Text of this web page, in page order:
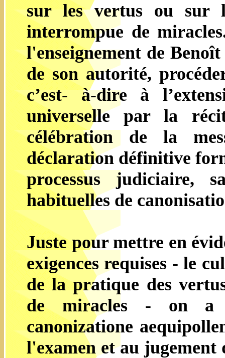
sur les vertus ou sur
interrompue de
l'enseignement de
de son autorité,
c’est- à-dire à
universelle par la
célébration de la
déclaration définitive
processus judiciaire,
habituelles de
Juste pour mettre en
exigences requises - le
de la pratique des
de miracles - on a
canonizatione
l'examen et au jugement